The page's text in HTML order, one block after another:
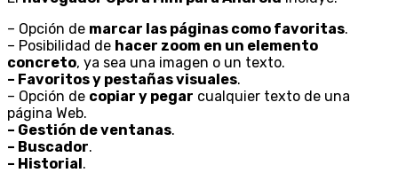
– Opción de marcar las páginas como favoritas.
– Posibilidad de hacer zoom en un elemento
concreto, ya sea una imagen o un texto.
– Favoritos y pestañas visuales.
– Opción de copiar y pegar cualquier texto de una
página Web.
– Gestión de ventanas.
– Buscador.
– Historial.